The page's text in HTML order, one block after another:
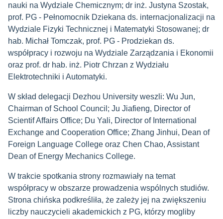
nauki na Wydziale Chemicznym; dr inż. Justyna Szostak,
prof. PG - Pełnomocnik Dziekana ds. internacjonalizacji na
Wydziale Fizyki Technicznej i Matematyki Stosowanej; dr
hab. Michał Tomczak, prof. PG - Prodziekan ds.
współpracy i rozwoju na Wydziale Zarządzania i Ekonomii
oraz prof. dr hab. inż. Piotr Chrzan z Wydziału
Elektrotechniki i Automatyki.
W skład delegacji Dezhou University weszli: Wu Jun,
Chairman of School Council; Ju Jiafieng, Director of
Scientif Affairs Office; Du Yali, Director of International
Exchange and Cooperation Office; Zhang Jinhui, Dean of
Foreign Language College oraz Chen Chao, Assistant
Dean of Energy Mechanics College.
W trakcie spotkania strony rozmawiały na temat
współpracy w obszarze prowadzenia wspólnych studiów.
Strona chińska podkreśliła, że zależy jej na zwiększeniu
liczby nauczycieli akademickich z PG, którzy mogliby